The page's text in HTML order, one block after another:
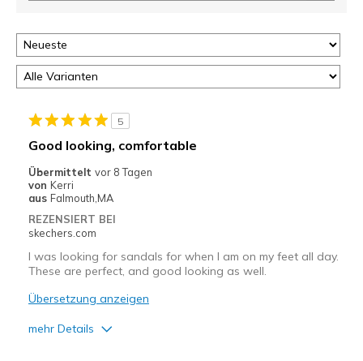
5
Good looking, comfortable
Übermittelt vor 8 Tagen
von Kerri
aus Falmouth,MA
REZENSIERT BEI
skechers.com
I was looking for sandals for when I am on my feet all day.
These are perfect, and good looking as well.
Übersetzung anzeigen
mehr Details